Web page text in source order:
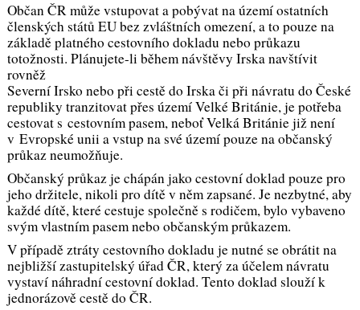
Občan ČR může vstupovat a pobývat na území ostatních
členských států EU bez zvláštních omezení, a to pouze na
základě platného cestovního dokladu nebo průkazu
totožnosti. Plánujete-li během návštěvy Irska navštívit
rovněž
Severní Irsko nebo při cestě do Irska či při návratu do České
republiky tranzitovat přes území Velké Británie, je potřeba
cestovat s cestovním pasem, neboť Velká Británie již není
v Evropské unii a vstup na své území pouze na občanský
průkaz neumožňuje.
Občanský průkaz je chápán jako cestovní doklad pouze pro
jeho držitele, nikoli pro dítě v něm zapsané. Je nezbytné, aby
každé dítě, které cestuje společně s rodičem, bylo vybaveno
svým vlastním pasem nebo občanským průkazem.
V případě ztráty cestovního dokladu je nutné se obrátit na
nejbližší zastupitelský úřad ČR, který za účelem návratu
vystaví náhradní cestovní doklad. Tento doklad slouží k
jednorázově cestě do ČR.